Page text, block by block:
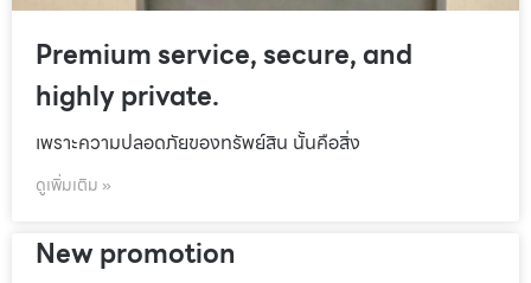
Premium service, secure, and
highly private.
เพราะความปลอดภัยของทรัพย์สิน นั้นคือสิ่ง
ดูเพิ่มเติม »
New promotion